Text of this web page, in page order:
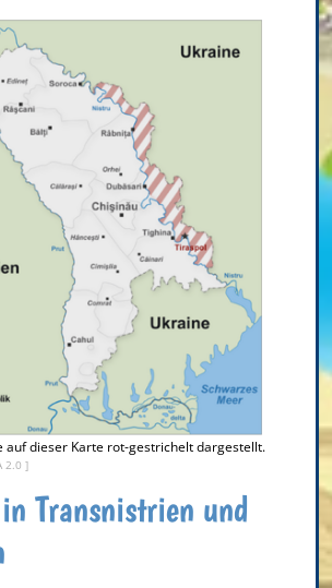
auf dieser Karte rot-gestrichelt dargestellt.
2.0 ]
Transnistrien und